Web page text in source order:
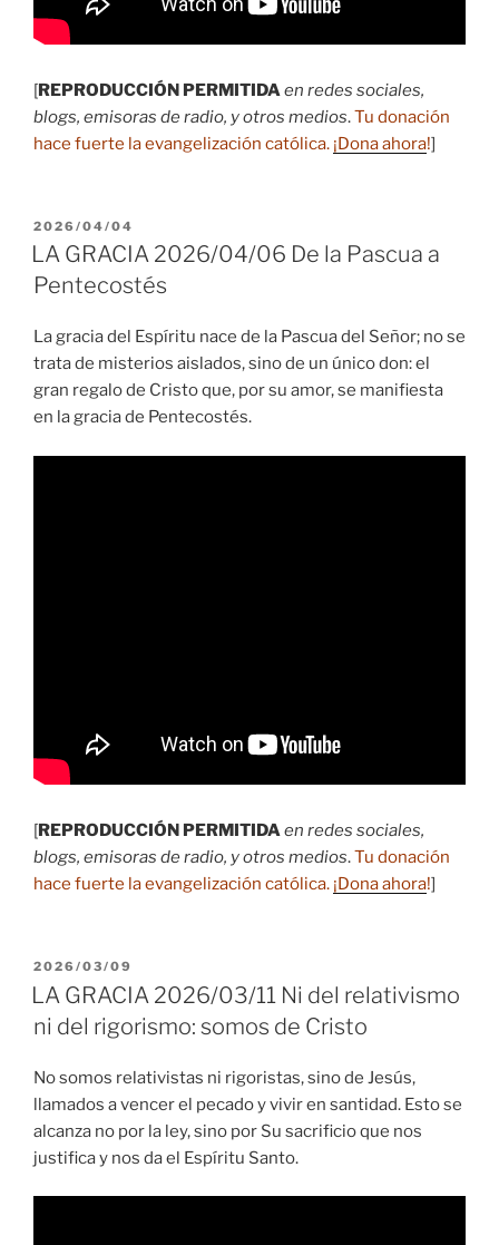
[REPRODUCCIÓN PERMITIDAen redes sociales,
blogs, emisoras de radio, y otros medios.Tu donación
hace fuerte la evangelización católica. ¡Dona ahora!]
PUBLICADO
EL
2026/04/04
LA GRACIA 2026/04/06 De la Pascua a
Pentecostés
La gracia del Espíritu nace de la Pascua del Señor; no se
trata de misterios aislados, sino de un único don: el
gran regalo de Cristo que, por su amor, se manifiesta
en la gracia de Pentecostés.
[REPRODUCCIÓN PERMITIDAen redes sociales,
blogs, emisoras de radio, y otros medios.Tu donación
hace fuerte la evangelización católica. ¡Dona ahora!]
PUBLICADO
EL
2026/03/09
LA GRACIA 2026/03/11 Ni del relativismo
ni del rigorismo: somos de Cristo
No somos relativistas ni rigoristas, sino de Jesús,
llamados a vencer el pecado y vivir en santidad. Esto se
alcanza no por la ley, sino por Su sacrificio que nos
justifica y nos da el Espíritu Santo.